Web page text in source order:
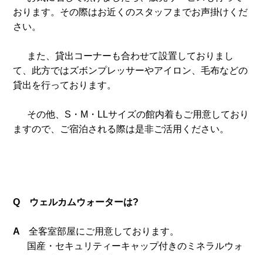
おります。 その際はお近くのスタッフまでお声掛けくだ
さい。
また、貸出コーナーも合わせて設置しておりまし
て、此方ではズボンプレッサーやアイロン、毛布などの
貸出を行っております。
その他、S・M・LLサイズの館内着もご用意しており
ますので、ご宿泊される際は是非ご活用ください。
Q ウェルカムウォーターは?
A全客室部屋にご用意しております。
国産・セキュリティーキャップ付きのミネラルウォ